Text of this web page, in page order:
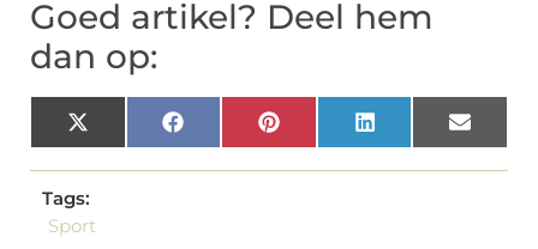
Goed artikel? Deel hem
dan op:
X
(Twitter)
FacebookPinterest LinkedIn Email
Tags:
Sport